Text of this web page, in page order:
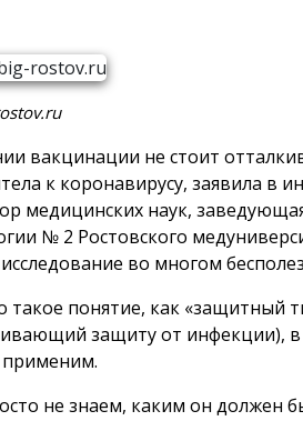
вакцинации не стоит
к коронавирусу, заявила в
медицинских наук,
№ 2 Ростовского
во многом
такое понятие, как «защитный
защиту от инфекции), в
применим.
не знаем, каким он должен